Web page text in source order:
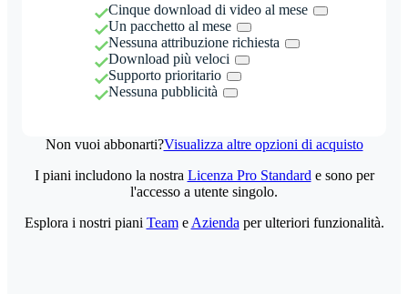
Cinque download di video al mese
Un pacchetto al mese
Nessuna attribuzione richiesta
Download più veloci
Supporto prioritario
Nessuna pubblicità
Non vuoi abbonarti?Visualizza altre opzioni di acquisto
I piani includono la nostra Licenza Pro Standard e sono per
l'accesso a utente singolo.
Esplora i nostri piani Teame Azienda per ulteriori funzionalità.